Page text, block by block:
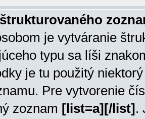
je vytváranie
typu sa líši
je tu použitý
Pre vytvorenie
zoznam [list=a][/list] .